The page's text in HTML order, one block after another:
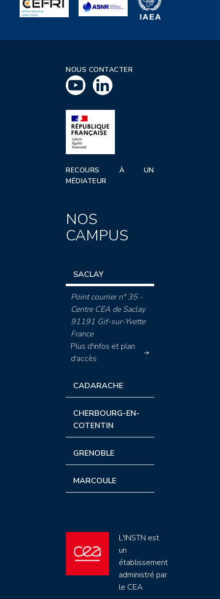
NOUS CONTACTER
RECOURS À UN
MÉDIATEUR
NOS
CAMPUS
SACLAY
Point courrier n° 35 -
Centre CEA de Saclay
91191 Gif-sur-Yvette
France
Plus d'infos et plan
d'accès
CADARACHE
CHERBOURG-EN-
COTENTIN
GRENOBLE
MARCOULE
L'INSTN est
un
établissement
administré par
le CEA